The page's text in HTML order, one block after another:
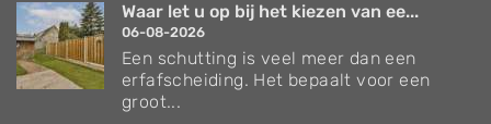
Waar let u op bij het kiezen van ee...
06-08-2026
Een schutting is veel meer dan een
erfafscheiding. Het bepaalt voor een
groot...